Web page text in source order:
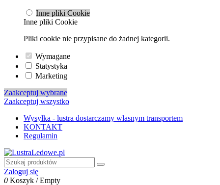
Inne pliki Cookie
Inne pliki Cookie
Pliki cookie nie przypisane do żadnej kategorii.
Wymagane
Statystyka
Marketing
Zaakceptuj wybrane
Zaakceptuj wszystko
Wysyłka - lustra dostarczamy własnym transportem
KONTAKT
Regulamin
Zaloguj się
0 Koszyk /Empty